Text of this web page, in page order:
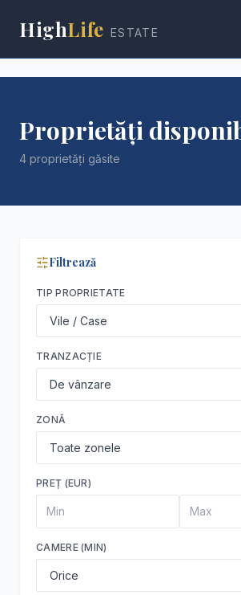
HighLife ESTATE
Proprietăți
4 proprietăți găsite
Filtrează
TIP PROPRIETATE
TRANZACȚIE
ZONĂ
PREȚ (EUR)
CAMERE (MIN)